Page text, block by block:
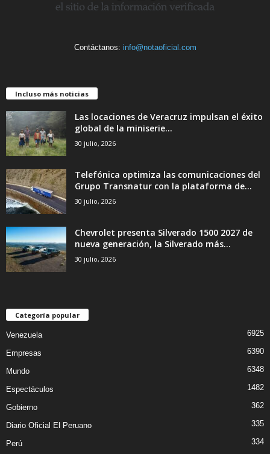
Contáctanos: info@notaoficial.com
Incluso más noticias
Las locaciones de Veracruz impulsan el éxito
global de la miniserie...
30 julio, 2026
Telefónica optimiza las comunicaciones del
Grupo Transnatur con la plataforma de...
30 julio, 2026
Chevrolet presenta Silverado 1500 2027 de
nueva generación, la Silverado más...
30 julio, 2026
Categoría popular
Venezuela 6925
Empresas 6390
Mundo 6348
Espectáculos 1482
Gobierno 362
Diario Oficial El Peruano 335
Perú 334